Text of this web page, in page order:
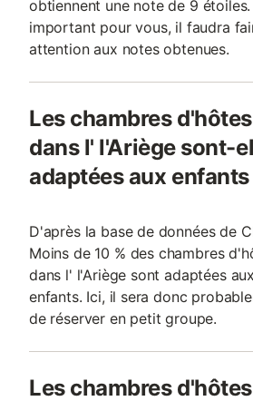
obtiennent une note de 9
important pour vous, il faudra
attention aux notes obtenues.
Les chambres
dans l' l'Ariège sont-
adaptées aux enfants
D'après la base de données de
Moins de 10 % des chambres
dans l' l'Ariège sont adaptées
enfants. Ici, il sera donc
de réserver en petit groupe.
Les chambres